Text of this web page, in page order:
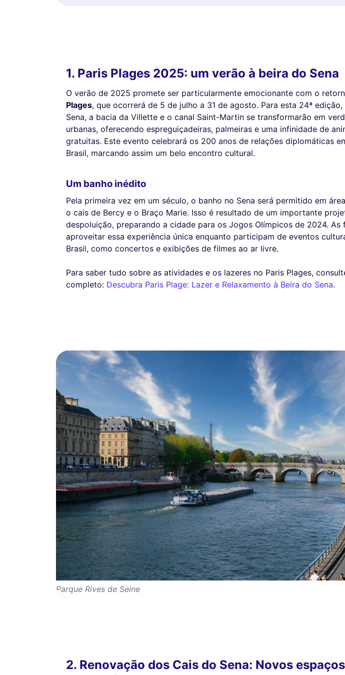
1. Paris Plages 2025: um verão à beira do Sena
O verão de 2025 promete ser particularmente emocionante com o
Plages, que ocorrerá de 5 de julho a 31 de agosto. Para esta 24ª edição,
Sena, a bacia da Villette e o canal Saint-Martin se transformarão em
urbanas, oferecendo espreguiçadeiras, palmeiras e uma infinidade de
gratuitas. Este evento celebrará os 200 anos de relações diplomáticas
Brasil, marcando assim um belo encontro cultural.
Um banho inédito
Pela primeira vez em um século, o banho no Sena será permitido em
o cais de Bercy e o Braço Marie. Isso é resultado de um importante
despoluição, preparando a cidade para os Jogos Olímpicos de 2024. As
aproveitar essa experiência única enquanto participam de eventos
Brasil, como concertos e exibições de filmes ao ar livre.
Para saber tudo sobre as atividades e os lazeres no Paris Plages,
completo: Descubra Paris Plage: Lazer e Relaxamento à Beira do Sena.
Parque Rives de Seine
2. Renovação dos Cais do Sena: Novos